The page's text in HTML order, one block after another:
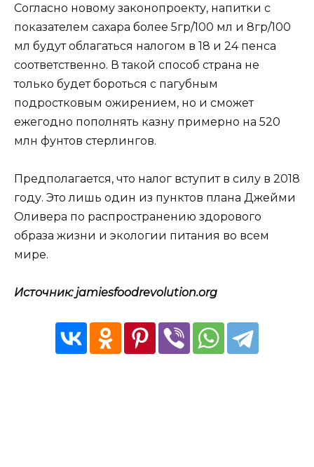
Согласно новому законопроекту, напитки с
показателем сахара более 5гр/100 мл и 8гр/100
мл будут облагаться налогом в 18 и 24 пенса
соответственно. В такой способ страна не
только будет бороться с пагубным
подростковым ожирением, но и сможет
ежегодно пополнять казну примерно на 520
млн фунтов стерлингов.
Предполагается, что налог вступит в силу в 2018
году. Это лишь один из пунктов плана Джейми
Оливера по распространению здорового
образа жизни и экологии питания во всем
мире.
Источник: jamiesfoodrevolution.org